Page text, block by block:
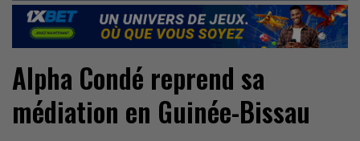
Alpha Condé reprend sa
médiation en Guinée-Bissau